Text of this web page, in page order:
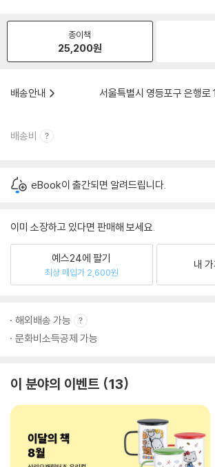
종이책
25,200원
배송안내
서울특별시 영등포구 은행로
배송비
eBook이 출간되면 알려드립니다.
이미 소장하고 있다면 판매해 보세요.
예스24에 팔기
최상 매입가 2,600원
내
해외배송 가능
문화비소득공제 가능
이 분야의 이벤트 13